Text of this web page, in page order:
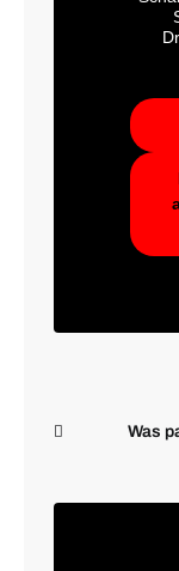
Was